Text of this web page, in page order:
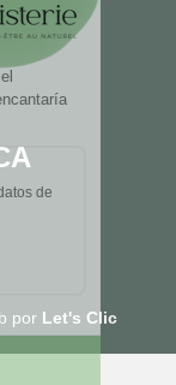
por Let's Clic